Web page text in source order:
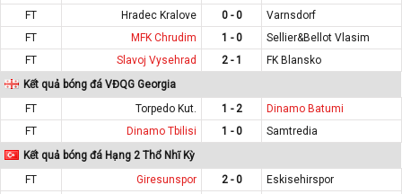
FT
Hradec Kralove 0 - 0
Varnsdorf
FT
MFK Chrudim 1 - 0
Sellier&Bellot Vlasim
FT
Slavoj Vysehrad 2 - 1
FK Blansko
Kết quả bóng đá VĐQG Georgia
FT
Torpedo Kut. 1 - 2
Dinamo Batumi
FT
Dinamo Tbilisi 1 - 0
Samtredia
Kết quả bóng đá Hạng 2 Thổ Nhĩ Kỳ
FT
Giresunspor 2 - 0
Eskisehirspor